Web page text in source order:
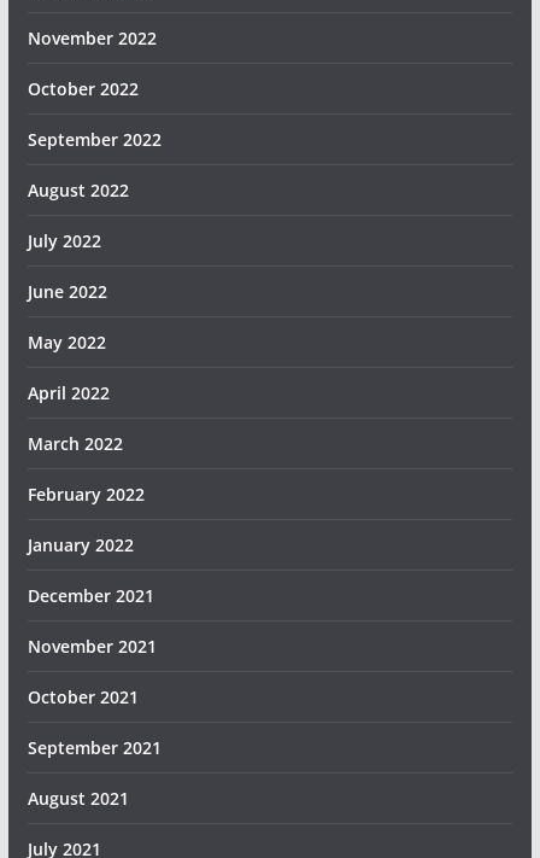
November 2022
October 2022
September 2022
August 2022
July 2022
June 2022
May 2022
April 2022
March 2022
February 2022
January 2022
December 2021
November 2021
October 2021
September 2021
August 2021
July 2021